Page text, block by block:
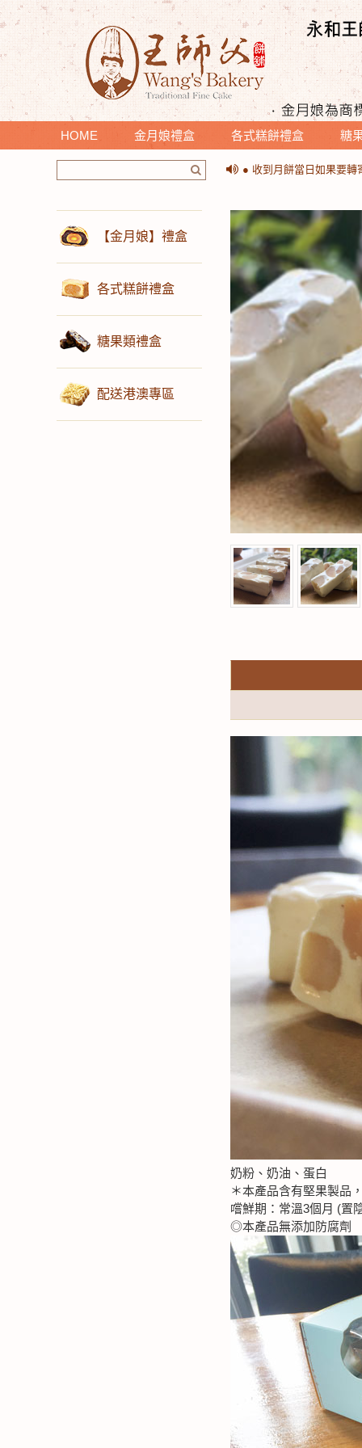
HOME 金月娘禮盒 各式糕餅禮盒 糖
＊提醒您收到月餅時，
● 收到月餅當日如果要轉
● 收到月餅當日如果要轉
【金月娘】禮盒
各式糕餅禮盒
糖果類禮盒
配送港澳專區
奶粉、奶油、蛋白
＊本產品含有堅果製品
嚐鮮期：常溫3個月 (置
◎本產品無添加防腐劑